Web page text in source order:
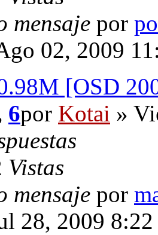
mensaje por
02, 2009
[OSD
6por Kotai »
Vistas
mensaje por
28, 2009